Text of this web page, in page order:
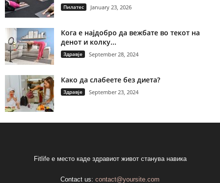
Пилатес January 23, 2026
Кога е најдобро да вежбате во текот на
денот и колку...
Здравје September 28, 2024
Како да слабеете без диета?
Здравје September 23, 2024
Fitlife е место каде здравиот живот станува навика
Contact us: contact@yoursite.com